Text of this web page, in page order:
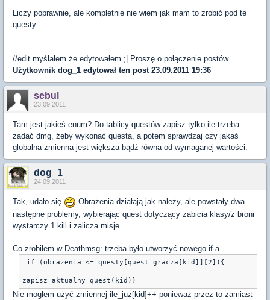
Liczy poprawnie, ale kompletnie nie wiem jak mam to zrobić pod te
questy.
//edit myślałem że edytowałem ;| Proszę o połączenie postów.
Użytkownik dog_1 edytował ten post 23.09.2011 19:36
sebul
23.09.2011
Tam jest jakieś enum? Do tablicy questów zapisz tylko ile trzeba
zadać dmg, żeby wykonać questa, a potem sprawdzaj czy jakaś
globalna zmienna jest większa bądź równa od wymaganej wartości.
dog_1
24.09.2011
Tak, udało się
Obrażenia działają jak należy, ale powstały dwa
następne problemy, wybierając quest dotyczący zabicia klasy/z broni
wystarczy 1 kill i zalicza misje .
Co zrobiłem w Deathmsg: trzeba było utworzyć nowego if-a
if (obrazenia <= questy[quest_gracza[kid]][2]){
Nie mogłem użyć zmiennej ile_już[kid]++ ponieważ przez to zamiast